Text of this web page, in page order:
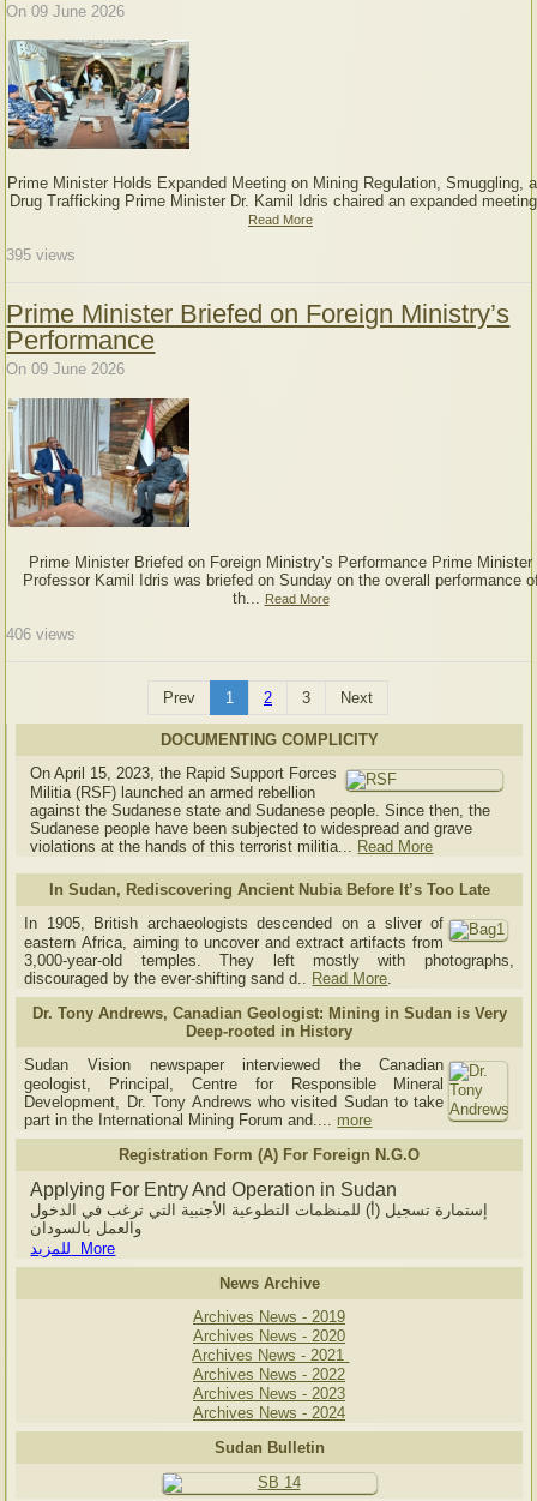
On 09 June 2026
Prime Minister Holds Expanded Meeting on Mining Regulation, Smuggling,
Drug Trafficking Prime Minister Dr. Kamil Idris chaired an expanded
Read More
395 views
Prime Minister Briefed on Foreign Ministry’s
Performance
On 09 June 2026
Prime Minister Briefed on Foreign Ministry’s Performance Prime Minister
Professor Kamil Idris was briefed on Sunday on the overall performance
th...
Read More
406 views
Prev 1 2 3 Next
DOCUMENTING COMPLICITY
On April 15, 2023, the Rapid Support Forces
Militia (RSF) launched an armed rebellion
against the Sudanese state and Sudanese people. Since then, the
Sudanese people have been subjected to widespread and grave
violations at the hands of this terrorist militia...
Read More
In Sudan, Rediscovering Ancient Nubia Before It’s Too Late
In 1905, British archaeologists descended on a sliver of
eastern Africa, aiming to uncover and extract artifacts from
3,000-year-old temples. They left mostly with photographs,
discouraged by the ever-shifting sand d..
Read More
Dr. Tony Andrews, Canadian Geologist: Mining in Sudan is Very
Deep-rooted in History
Sudan Vision newspaper interviewed the Canadian
geologist, Principal, Centre for Responsible Mineral
Development, Dr. Tony Andrews who visited Sudan to take
part in the International Mining Forum and.... more
Registration Form (A) For Foreign N.G.O
Applying For Entry And Operation in Sudan
إستمارة تسجيل (أ) للمنظمات التطوعية الأجنبية التي ترغب في الدخول
والعمل بالسودان
للمزيد More
News Archive
Archives News - 2019
Archives News - 2020
Archives News - 2021
Archives News - 2022
Archives News - 2023
Archives News - 2024
Sudan Bulletin